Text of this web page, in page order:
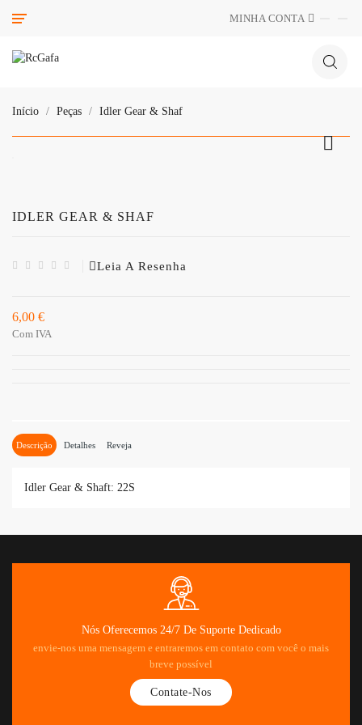
Categoria MINHA CONTA
Início Peças Idler Gear & Shaf

IDLER GEAR & SHAF
Leia A Resenha
6,00 €
Com IVA
Descrição Detalhes Reveja
Idler Gear & Shaft: 22S
Nós Oferecemos 24/7 De Suporte Dedicado
envie-nos uma mensagem e entraremos em contato com você o mais
breve possível
Contate-Nos